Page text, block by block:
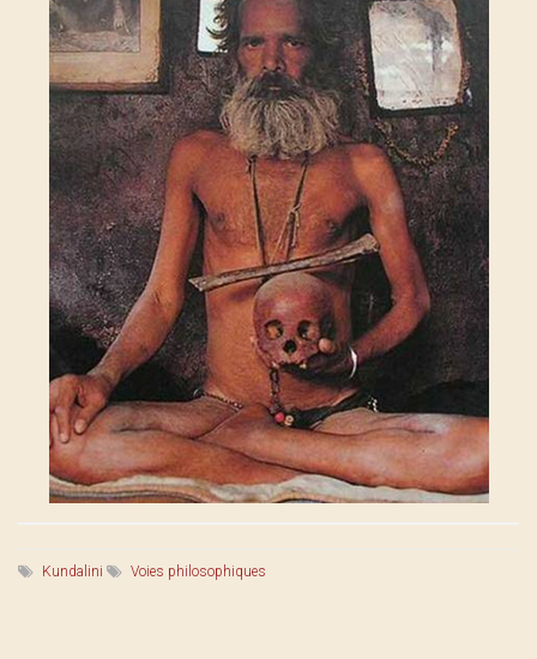
Kundalini Voies philosophiques